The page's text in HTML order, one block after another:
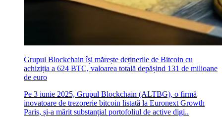
Grupul Blockchain își mărește deținerile de Bitcoin cu
achiziția a 624 BTC, valoarea totală depășind 131 de milioane
de euro
Pe 3 iunie 2025, Grupul Blockchain (ALTBG), o firmă
inovatoare de trezorerie bitcoin listată la Euronext Growth
Paris, și-a mărit substanțial portofoliul de active digi..